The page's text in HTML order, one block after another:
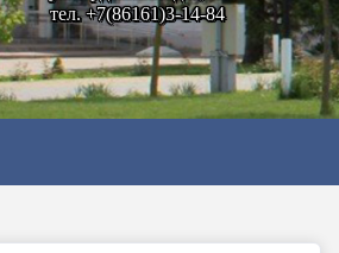
тел. +7(86161)3-14-84